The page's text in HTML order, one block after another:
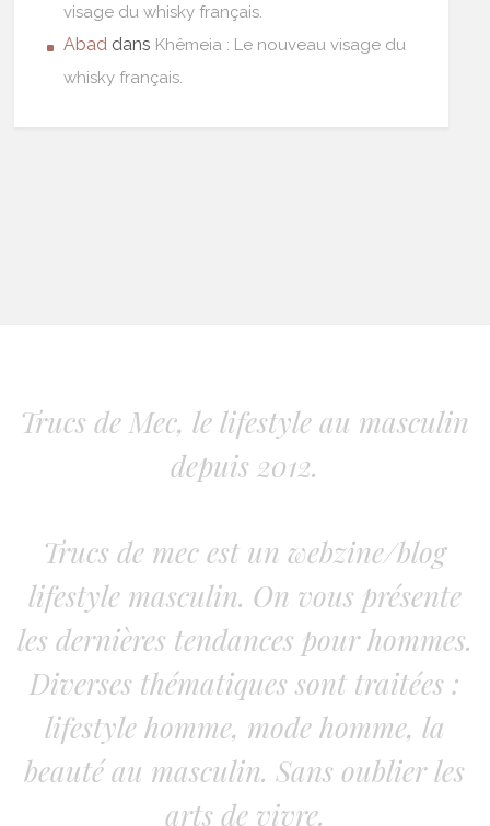
visage du whisky français.
Abad dans Khêmeia : Le nouveau visage du
whisky français.
Trucs de Mec, le lifestyle au masculin
depuis 2012.
Trucs de mec est un webzine/blog
lifestyle masculin. On vous présente
les dernières tendances pour hommes.
Diverses thématiques sont traitées :
lifestyle homme, mode homme, la
beauté au masculin. Sans oublier les
arts de vivre.